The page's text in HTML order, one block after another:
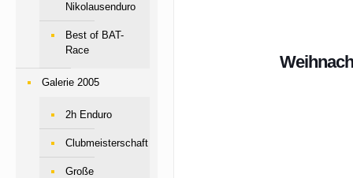
Nikolausenduro
Best of BAT-
Race
Galerie 2005
2h Enduro
Clubmeisterschaft
Große